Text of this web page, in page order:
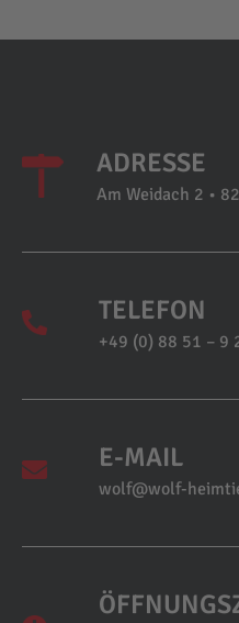
ADRESSE
Am Weidach 2 •
TELEFON
+49 (0) 88 51 – 9
E-MAIL
wolf@wolf-